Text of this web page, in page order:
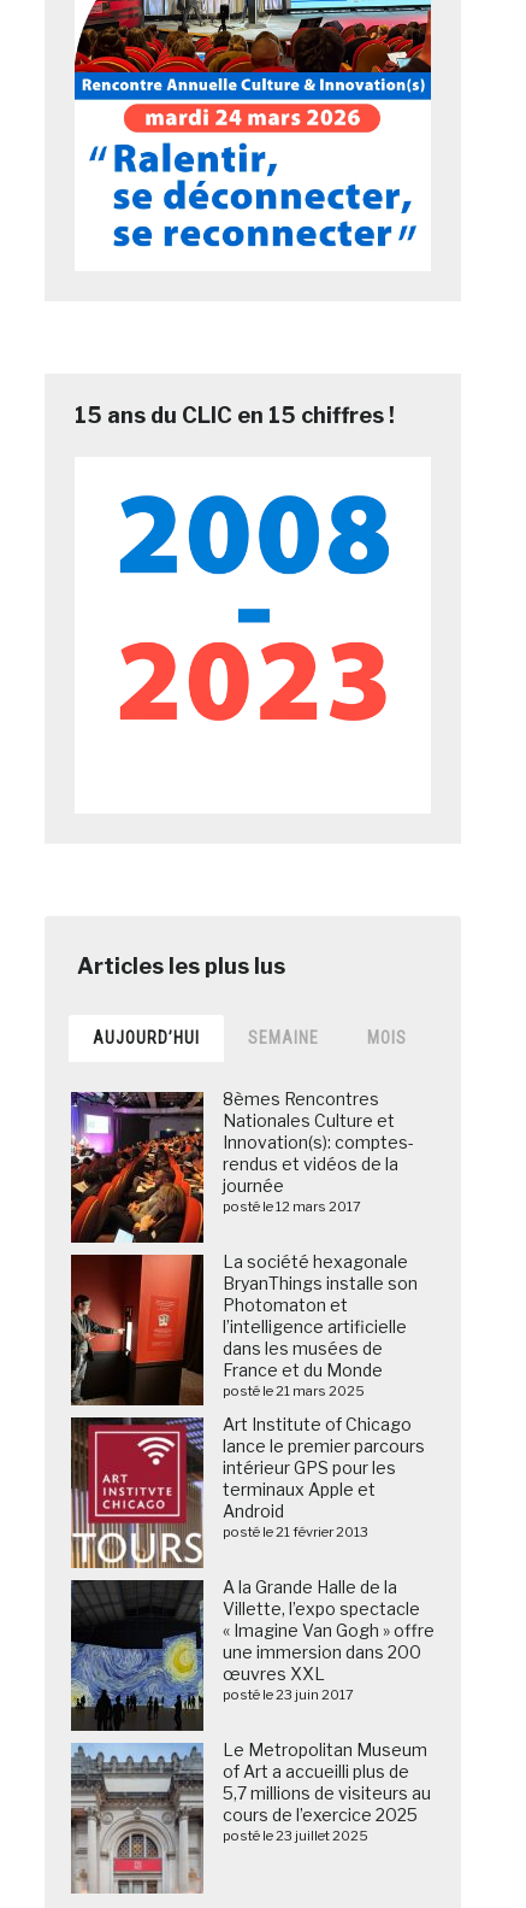
15 ans du CLIC en 15 chiffres !
AUJOURD’HUI SEMAINE MOIS
8èmes Rencontres
Nationales Culture et
Innovation(s): comptes-
rendus et vidéos de la
journée
posté le 12 mars 2017
La société hexagonale
BryanThings installe son
Photomaton et
l’intelligence artificielle
dans les musées de
France et du Monde
posté le 21 mars 2025
Art Institute of Chicago
lance le premier parcours
intérieur GPS pour les
terminaux Apple et
Android
posté le 21 février 2013
A la Grande Halle de la
Villette, l’expo spectacle
« Imagine Van Gogh » offre
une immersion dans 200
œuvres XXL
posté le 23 juin 2017
Le Metropolitan Museum
of Art a accueilli plus de
5,7 millions de visiteurs au
cours de l’exercice 2025
posté le 23 juillet 2025